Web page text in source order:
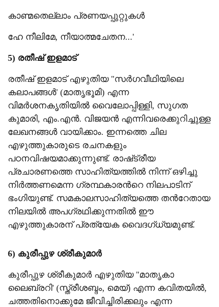
കാണ്മതെല്ലാം പ്രണയപ്പുറ്റുകൾ
ഹേ നീലിമേ, നീയാത്മചേതന...'
5) രതീഷ് ഇളമാട്
രതീഷ് ഇളമാട് എഴുതിയ "സർഗവീഥിയിലെ
കലാപങ്ങൾ' (മാതൃഭൂമി) എന്ന
വിമർശനകൃതിയിൽ വൈലോപ്പിള്ളി, സുഗത
കുമാരി, എം.എൻ. വിജയൻ എന്നിവരെക്കുറിച്ചുള്ള
ലേഖനങ്ങൾ വായിക്കാം. ഇന്നത്തെ ചില
എഴുത്തുകാരുടെ രചനകളും
പഠനവിഷയമാക്കുന്നുണ്ട്. രാഷ്‌ട്രീയ
പ്രചാരണത്തെ സാഹിത്യത്തിൽ നിന്ന് ഒഴിച്ചു
നിർത്തണമെന്ന ഗ്രന്ഥകാരന്‍റെ നിലപാടിന്
ഭംഗിയുണ്ട്. സമകാലസാഹിത്യത്തെ തന്‍റേതായ
നിലയിൽ അപഗ്രഥിക്കുന്നതിൽ ഈ
എഴുത്തുകാരന് പ്രത്യേക വൈദഗ്ധ്യമുണ്ട്.
6) കുരീപ്പുഴ ശ്രീകുമാർ
കുരീപ്പുഴ ശ്രീകുമാർ എഴുതിയ "മാതൃകാ
ലൈബ്രറി' (സ്ത്രീശബ്ദം, മെയ്) എന്ന കവിതയിൽ,
ചത്തതിനൊക്കുമേ ജീവിച്ചിരിക്കലും എന്ന